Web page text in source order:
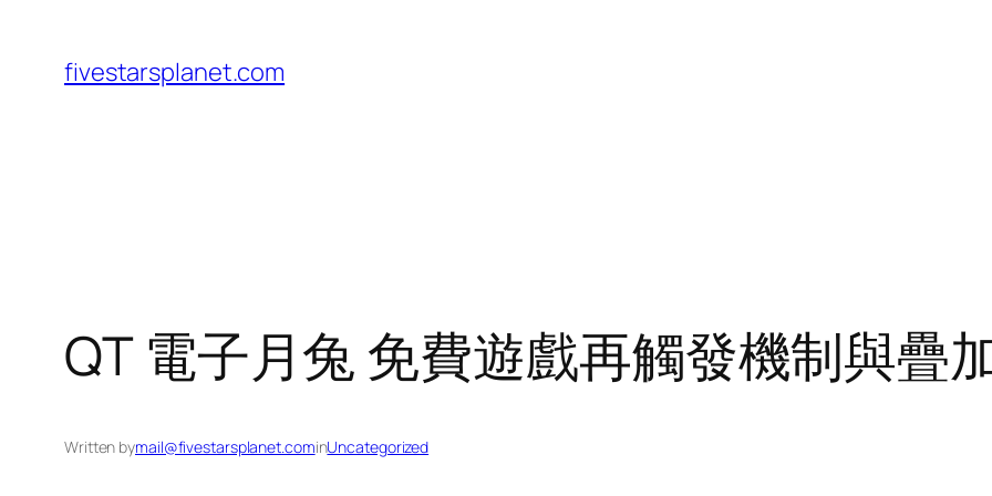
content
fivestarsplanet.com
QT 電子月兔 免費遊戲再觸發機制與疊
Written bymail@fivestarsplanet.cominUncategorized